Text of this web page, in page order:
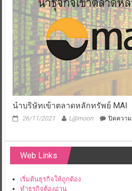
นำบริษัทเข้าตลาดหลักทรัพย์ MAI
26/11/2021 L@moon ปิดความ
Web Links
เริ่มต้นธุรกิจให้ถูกต้อง
ทำธุรกิจต้องอ่าน